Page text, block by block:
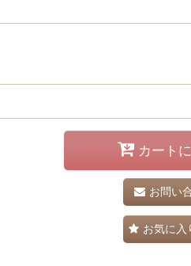
カート
お問い
お気に入